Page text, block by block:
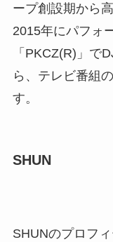
ープ創設期から
2015年にパフォ
「PKCZ(R)」で
ら、テレビ番組
す。
SHUN
SHUNのプロフ